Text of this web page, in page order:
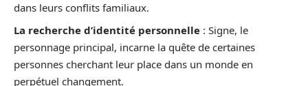
dans leurs conflits familiaux.
La recherche d’identité personnelle : Signe, le
personnage principal, incarne la quête de certaines
personnes cherchant leur place dans un monde en
perpétuel changement.